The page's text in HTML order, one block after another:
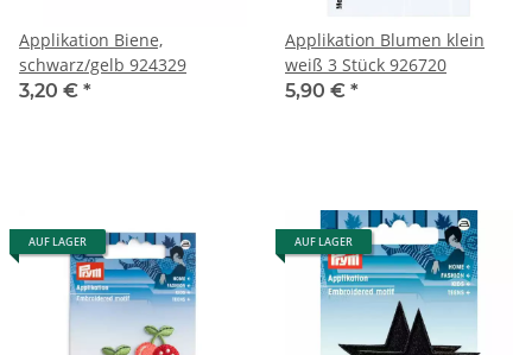
Applikation Biene,
schwarz/gelb 924329
3,20 € *
Applikation Blumen klein
weiß 3 Stück 926720
5,90 € *
AUF LAGER AUF LAGER